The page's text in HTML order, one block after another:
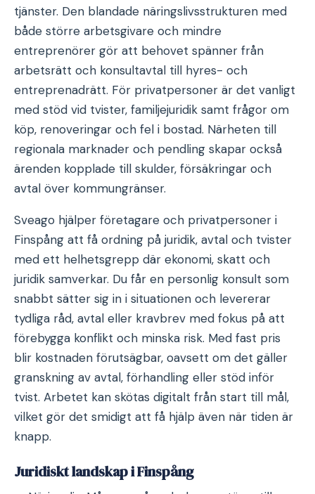
tjänster. Den blandade näringslivsstrukturen med
både större arbetsgivare och mindre
entreprenörer gör att behovet spänner från
arbetsrätt och konsultavtal till hyres- och
entreprenadrätt. För privatpersoner är det vanligt
med stöd vid tvister, familjejuridik samt frågor om
köp, renoveringar och fel i bostad. Närheten till
regionala marknader och pendling skapar också
ärenden kopplade till skulder, försäkringar och
avtal över kommungränser.
Sveago hjälper företagare och privatpersoner i
Finspång att få ordning på juridik, avtal och tvister
med ett helhetsgrepp där ekonomi, skatt och
juridik samverkar. Du får en personlig konsult som
snabbt sätter sig in i situationen och levererar
tydliga råd, avtal eller kravbrev med fokus på att
förebygga konflikt och minska risk. Med fast pris
blir kostnaden förutsägbar, oavsett om det gäller
granskning av avtal, förhandling eller stöd inför
tvist. Arbetet kan skötas digitalt från start till mål,
vilket gör det smidigt att få hjälp även när tiden är
knapp.
Juridiskt landskap i Finspång